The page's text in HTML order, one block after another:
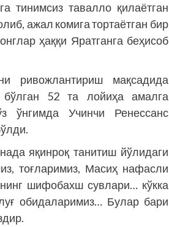
тинимсиз тавалло қилаётган
ажал комига тортаётган бир
ҳаққи Яратганга беҳисоб
ривожлантириш мақсадида
52 та лойиҳа амалга
ўнгимда Учинчи Ренессанс
яқинроқ танитиш йўлидаги
тоғларимиз, Масиҳ нафасли
шифобахш сувлари… кўкка
обидаларимиз… Булар бари